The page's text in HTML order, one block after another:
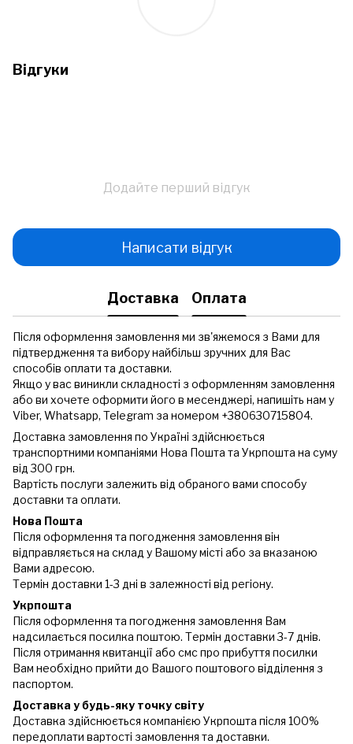
Відгуки
Додайте перший відгук
Написати відгук
Доставка Оплата
Після оформлення замовлення ми зв'яжемося з Вами для
підтвердження та вибору найбільш зручних для Вас
способів оплати та доставки.
Якщо у вас виникли складності з оформленням замовлення
або ви хочете оформити його в месенджері, напишіть нам у
Viber, Whatsapp, Telegram за номером +380630715804.
Доставка замовлення по Україні здійснюється
транспортними компаніями Нова Пошта та Укрпошта на суму
від 300 грн.
Вартість послуги залежить від обраного вами способу
доставки та оплати.
Нова Пошта
Після оформлення та погодження замовлення він
відправляється на склад у Вашому місті або за вказаною
Вами адресою.
Термін доставки 1-3 дні в залежності від регіону.
Укрпошта
Після оформлення та погодження замовлення Вам
надсилається посилка поштою. Термін доставки 3-7 днів.
Після отримання квитанції або смс про прибуття посилки
Вам необхідно прийти до Вашого поштового відділення з
паспортом.
Доставка у будь-яку точку світу
Доставка здійснюється компанією Укрпошта після 100%
передоплати вартості замовлення та доставки.